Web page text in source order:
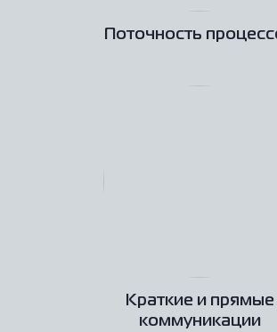
Поточность
Краткие и прямые
коммуникации